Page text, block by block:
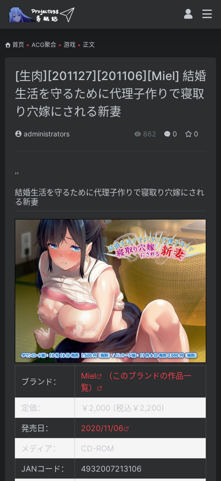
首页 • ACG聚合 • 游戏 • 正文
[生肉][201127][201106][Miel] 結婚
生活を守るために代理子作りで寝取
り穴嫁にされる新妻
administrators 862 0 0
,,
結婚生活を守るために代理子作りで寝取り穴嫁にされ
る新妻
ブランド：
Miel
（このブランドの作品一
覧）
定価： ￥2,000 (税込￥2,200)
発売日： 2020/11/06
メディア： CD-ROM
JANコード： 4932007213106